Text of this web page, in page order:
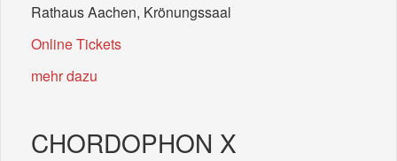
Rathaus Aachen, Krönungssaal
Online Tickets
mehr dazu
CHORDOPHON X